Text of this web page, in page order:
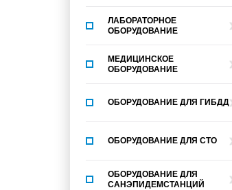
ЛАБОРАТОРНОЕ
ОБОРУДОВАНИЕ
МЕДИЦИНСКОЕ
ОБОРУДОВАНИЕ
ОБОРУДОВАНИЕ ДЛЯ ГИБДД
ОБОРУДОВАНИЕ ДЛЯ СТО
ОБОРУДОВАНИЕ ДЛЯ
САНЭПИДЕМСТАНЦИЙ